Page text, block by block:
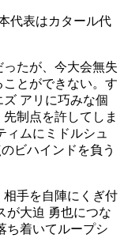
代表はカタール代
たが、今大会無失
とができない。す
アリに巧みな個
制点を許してしま
ィムにミドルシュ
ビハインドを負う
手を自陣にくぎ付
が大迫 勇也につな
ち着いてループシ